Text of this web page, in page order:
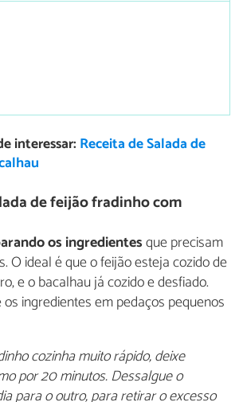
interessar: Receita de Salada de
de feijão fradinho com
os ingredientesque precisam
O ideal é que o feijão esteja cozido de
e o bacalhau já cozido e desfiado.
os ingredientes em pedaços pequenos
cozinha muito rápido, deixe
por 20 minutos. Dessalgue o
para o outro, para retirar o excesso